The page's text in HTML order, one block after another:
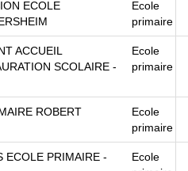
ECOLE
Ecole
primaire
ACCUEIL
SCOLAIRE -
Ecole
primaire
ROBERT
Ecole
primaire
ECOLE PRIMAIRE -
Ecole